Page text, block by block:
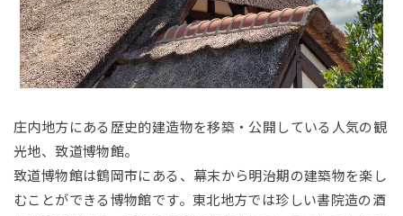
庄内地方にある歴史的建造物を移築・公開している人気の観
光地、致道博物館。
致道博物館は鶴岡市にある、幕末から明治期の建築物を楽し
むことができる博物館です。東北地方では珍しい書院造の酒